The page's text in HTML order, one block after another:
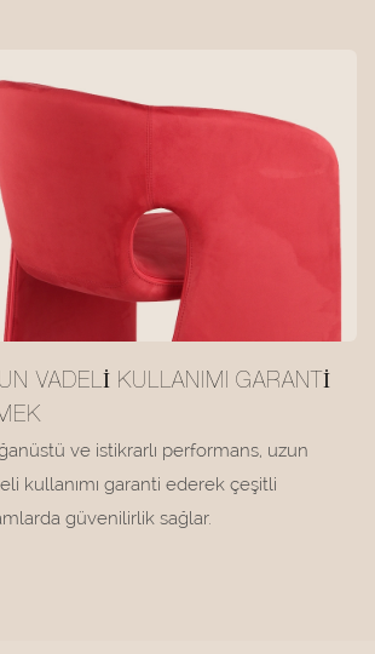
VADELI KULLANIMI GARANTI
ve istikrarlı performans, uzun
kullanımı garanti ederek çeşitli
güvenilirlik sağlar.